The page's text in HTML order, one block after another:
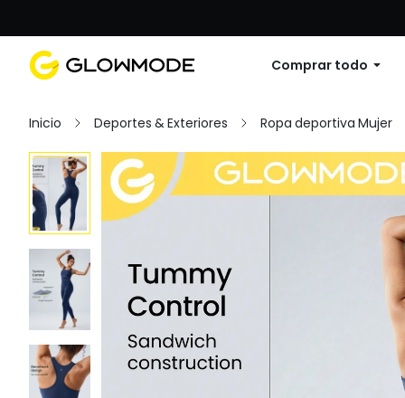
Comprar todo
Inicio Deportes & Exteriores Ropa deportiva Mujer